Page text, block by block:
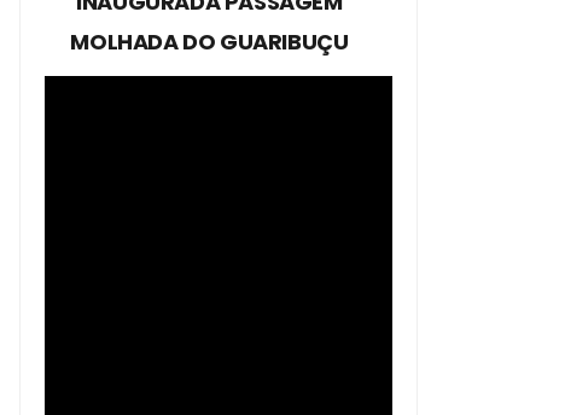
MOLHADA DO GUARIBUÇU